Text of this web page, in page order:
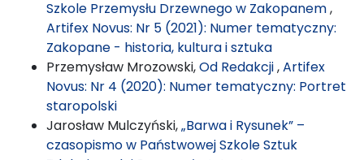
Szkole Przemysłu Drzewnego w Zakopanem,
Artifex Novus: Nr 5 (2021): Numer tematyczny:
Zakopane - historia, kultura i sztuka
Przemysław Mrozowski,Od Redakcji,Artifex
Novus: Nr 4 (2020): Numer tematyczny: Portret
staropolski
Jarosław Mulczyński,„Barwa i Rysunek” –
czasopismo w Państwowej Szkole Sztuk